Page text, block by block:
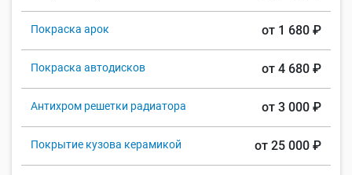
Покраска арок от 1 680 ₽
Покраска автодисков от 4 680 ₽
Антихром решетки радиатора от 3 000 ₽
Покрытие кузова керамикой от 25 000 ₽